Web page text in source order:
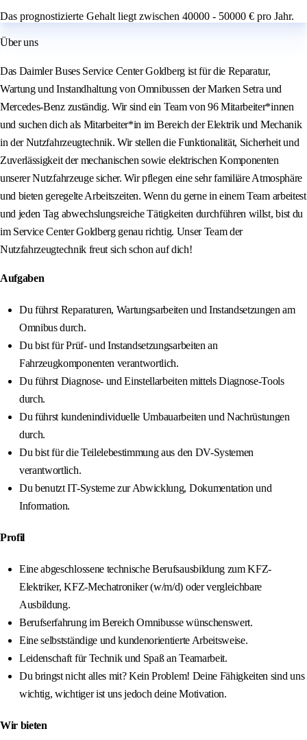
Das prognostizierte Gehalt liegt zwischen 40000 - 50000 € pro Jahr.
Über uns
Das Daimler Buses Service Center Goldberg ist für die Reparatur,
Wartung und Instandhaltung von Omnibussen der Marken Setra und
Mercedes-Benz zuständig. Wir sind ein Team von 96 Mitarbeiter*innen
und suchen dich als Mitarbeiter*in im Bereich der Elektrik und Mechanik
in der Nutzfahrzeugtechnik. Wir stellen die Funktionalität, Sicherheit und
Zuverlässigkeit der mechanischen sowie elektrischen Komponenten
unserer Nutzfahrzeuge sicher. Wir pflegen eine sehr familiäre Atmosphäre
und bieten geregelte Arbeitszeiten. Wenn du gerne in einem Team arbeitest
und jeden Tag abwechslungsreiche Tätigkeiten durchführen willst, bist du
im Service Center Goldberg genau richtig. Unser Team der
Nutzfahrzeugtechnik freut sich schon auf dich!
Aufgaben
Du führst Reparaturen, Wartungsarbeiten und Instandsetzungen am
Omnibus durch.
Du bist für Prüf- und Instandsetzungsarbeiten an
Fahrzeugkomponenten verantwortlich.
Du führst Diagnose- und Einstellarbeiten mittels Diagnose-Tools
durch.
Du führst kundenindividuelle Umbauarbeiten und Nachrüstungen
durch.
Du bist für die Teilelebestimmung aus den DV-Systemen
verantwortlich.
Du benutzt IT-Systeme zur Abwicklung, Dokumentation und
Information.
Profil
Eine abgeschlossene technische Berufsausbildung zum KFZ-
Elektriker, KFZ-Mechatroniker (w/m/d) oder vergleichbare
Ausbildung.
Berufserfahrung im Bereich Omnibusse wünschenswert.
Eine selbstständige und kundenorientierte Arbeitsweise.
Leidenschaft für Technik und Spaß an Teamarbeit.
Du bringst nicht alles mit? Kein Problem! Deine Fähigkeiten sind uns
wichtig, wichtiger ist uns jedoch deine Motivation.
Wir bieten